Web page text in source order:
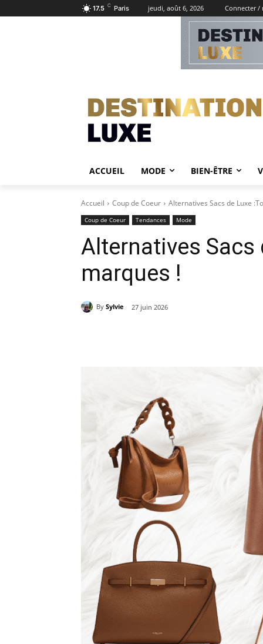
17.5 C Paris jeudi, août 6, 2026 Connecter /
ACCUEIL MODE BIEN-ÊTRE
Accueil Coup de Coeur Alternatives Sacs de Luxe
Coup de Coeur Tendances Mode
Alternatives Sacs
marques !
By Sylvie 27 juin 2026